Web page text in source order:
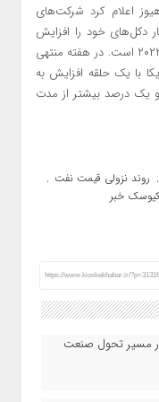
اعلام کرد شرکت‌های
دکل‌های خود را افزایش
دادند که طولانی‌ترین روند صعودی از ماه مه ۲۰۲۲ است. در هفته منتهی
با یک حلقه افزایش به
۵۶۳ واحد رسید که بالاترین رقم از مه ۲۰۲۵ و یک درصد بیشتر از مدت
, روند نزولی قیمت نفت ,
کیوسک خبر
https://www.kioskekhabar.ir/
مسیر تحول صنعت